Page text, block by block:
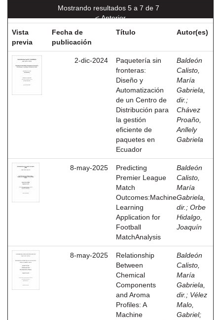
Mostrando resultados 5 a 7 de 7
< Anterior
Vista
previa
Fecha de
publicación
Título Autor(es)
2-dic-2024
Paquetería sin
fronteras:
Diseño y
Automatización
de un Centro de
Distribución para
la gestión
eficiente de
paquetes en
Ecuador
Baldeón
Calisto,
María
Gabriela,
dir. ;
Chávez
Proaño,
Anllely
Gabriela
8-may-2025
Predicting
Premier League
Match
Outcomes:Machine
Learning
Application for
Football
MatchAnalysis
Baldeón
Calisto,
María
Gabriela,
dir. ; Orbe
Hidalgo,
Joaquín
8-may-2025
Relationship
Between
Chemical
Components
and Aroma
Profiles: A
Machine
Baldeón
Calisto,
María
Gabriela,
dir. ; Vélez
Malo,
Gabriel;